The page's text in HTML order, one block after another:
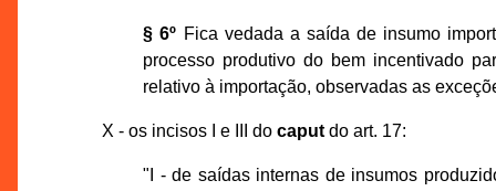
§ 6º Fica vedada a saída de insumo
processo produtivo do bem incentivado
relativo à importação, observadas as
X - os incisos I e III do caputdo art. 17:
"I - de saídas internas de insumos